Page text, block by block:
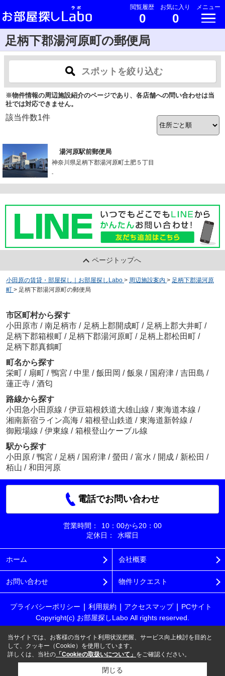
閲覧履歴
0
お気に入り
0
メニュー
足柄下郡湯河原町の郵便局
スポットを絞り込む
※物件情報の周辺施設紹介のページであり、各店舗への問い合わせは当
社では対応できません。
該当件数1件
湯河原駅前郵便局
神奈川県足柄下郡湯河原町土肥５丁目
-
ページトップへ
小田原の賃貸・部屋探し｜お部屋探しLabo > 周辺施設案内 > 足柄下郡湯河原
町 > 足柄下郡湯河原町の郵便局
市区町村から探す
小田原市 / 南足柄市 / 足柄上郡開成町 / 足柄上郡大井町 /
足柄下郡箱根町 / 足柄下郡湯河原町 / 足柄上郡松田町 /
足柄下郡真鶴町
町名から探す
栄町 / 扇町 / 鴨宮 / 中里 / 飯田岡 / 飯泉 / 国府津 / 吉田島 /
蓮正寺 / 酒匂
路線から探す
小田急小田原線 / 伊豆箱根鉄道大雄山線 / 東海道本線 /
湘南新宿ライン高海 / 箱根登山鉄道 / 東海道新幹線 /
御殿場線 / 伊東線 / 箱根登山ケーブル線
駅から探す
小田原 / 鴨宮 / 足柄 / 国府津 / 螢田 / 富水 / 開成 / 新松田 /
栢山 / 和田河原
電話でお問い合わせ
営業時間：
10：00から20：00
定休日：
水曜日
ホーム 会社概要
お問い合わせ 物件リクエスト
プライバシーポリシー 利用規約 アクセスマップ
PCサイト
Copyright(c) お部屋探しLabo All rights reserved.
当サイトでは、お客様の当サイト利用状況把握、サービス向上検討を目的と
して、クッキー（Cookie）を使用しています。
詳しくは、当社の 「Cookieの取扱いについて」 をご確認ください。
閉じる